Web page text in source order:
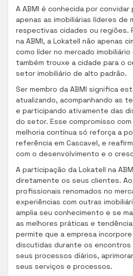
A ABMI é conhecida por convidar
apenas as imobiliárias líderes de
respectivas cidades ou regiões.
na ABMI, a Lokatell não apenas
como líder no mercado imobiliário
também trouxe a cidade para o
setor imobiliário de alto padrão.
Ser membro da ABMI significa
atualizando, acompanhando as
e participando ativamente das
do setor. Esse compromisso
melhoria contínua só reforça a
referência em Cascavel, e
com o desenvolvimento e o
A participação da Lokatell na
diretamente os seus clientes.
profissionais renomados no
experiências com outras
amplia seu conhecimento e se
as melhores práticas e
permite que a empresa
discutidas durante os encontros
seus processos diários,
seus serviços e processos.